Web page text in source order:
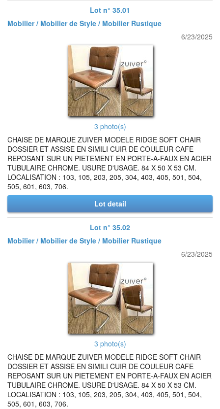
Lot n° 35.01
Mobilier / Mobilier de Style / Mobilier Rustique
6/23/2025
3 photo(s)
CHAISE DE MARQUE ZUIVER MODELE RIDGE SOFT CHAIR
DOSSIER ET ASSISE EN SIMILI CUIR DE COULEUR CAFE
REPOSANT SUR UN PIETEMENT EN PORTE-A-FAUX EN ACIER
TUBULAIRE CHROME. USURE D'USAGE. 84 X 50 X 53 CM.
LOCALISATION : 103, 105, 203, 205, 304, 403, 405, 501, 504,
505, 601, 603, 706.
Lot detail
Lot n° 35.02
Mobilier / Mobilier de Style / Mobilier Rustique
6/23/2025
3 photo(s)
CHAISE DE MARQUE ZUIVER MODELE RIDGE SOFT CHAIR
DOSSIER ET ASSISE EN SIMILI CUIR DE COULEUR CAFE
REPOSANT SUR UN PIETEMENT EN PORTE-A-FAUX EN ACIER
TUBULAIRE CHROME. USURE D'USAGE. 84 X 50 X 53 CM.
LOCALISATION : 103, 105, 203, 205, 304, 403, 405, 501, 504,
505, 601, 603, 706.